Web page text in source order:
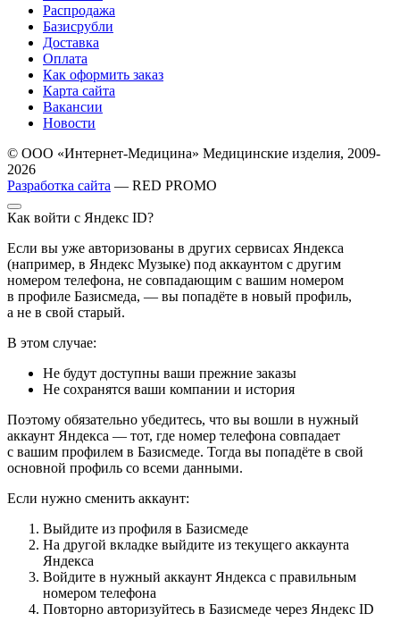
Распродажа
Базисрубли
Доставка
Оплата
Как оформить заказ
Карта сайта
Вакансии
Новости
© ООО «Интернет-Медицина» Медицинские изделия, 2009-
2026
Разработка сайта — RED PROMO
Как войти с Яндекс ID?
Если вы уже авторизованы в других сервисах Яндекса
(например, в Яндекс Музыке) под аккаунтом с другим
номером телефона, не совпадающим с вашим номером
в профиле Базисмеда, — вы попадёте в новый профиль,
а не в свой старый.
В этом случае:
Не будут доступны ваши прежние заказы
Не сохранятся ваши компании и история
Поэтому обязательно убедитесь, что вы вошли в нужный
аккаунт Яндекса — тот, где номер телефона совпадает
с вашим профилем в Базисмеде. Тогда вы попадёте в свой
основной профиль со всеми данными.
Если нужно сменить аккаунт:
Выйдите из профиля в Базисмеде
На другой вкладке выйдите из текущего аккаунта
Яндекса
Войдите в нужный аккаунт Яндекса с правильным
номером телефона
Повторно авторизуйтесь в Базисмеде через Яндекс ID